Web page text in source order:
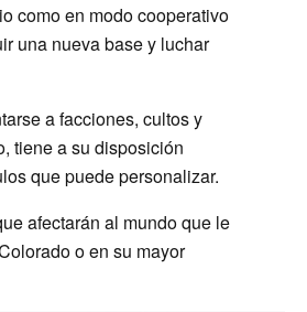
como en modo cooperativo
una nueva base y luchar
a facciones, cultos y
tiene a su disposición
que puede personalizar.
afectarán al mundo que le
o en su mayor